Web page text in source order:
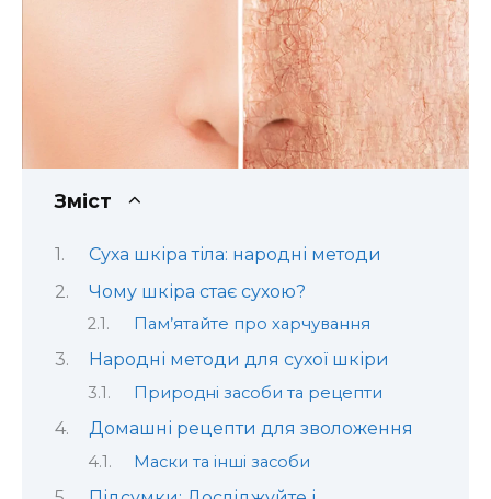
Зміст
Суха шкіра тіла: народні методи
Чому шкіра стає сухою?
Пам’ятайте про харчування
Народні методи для сухої шкіри
Природні засоби та рецепти
Домашні рецепти для зволоження
Маски та інші засоби